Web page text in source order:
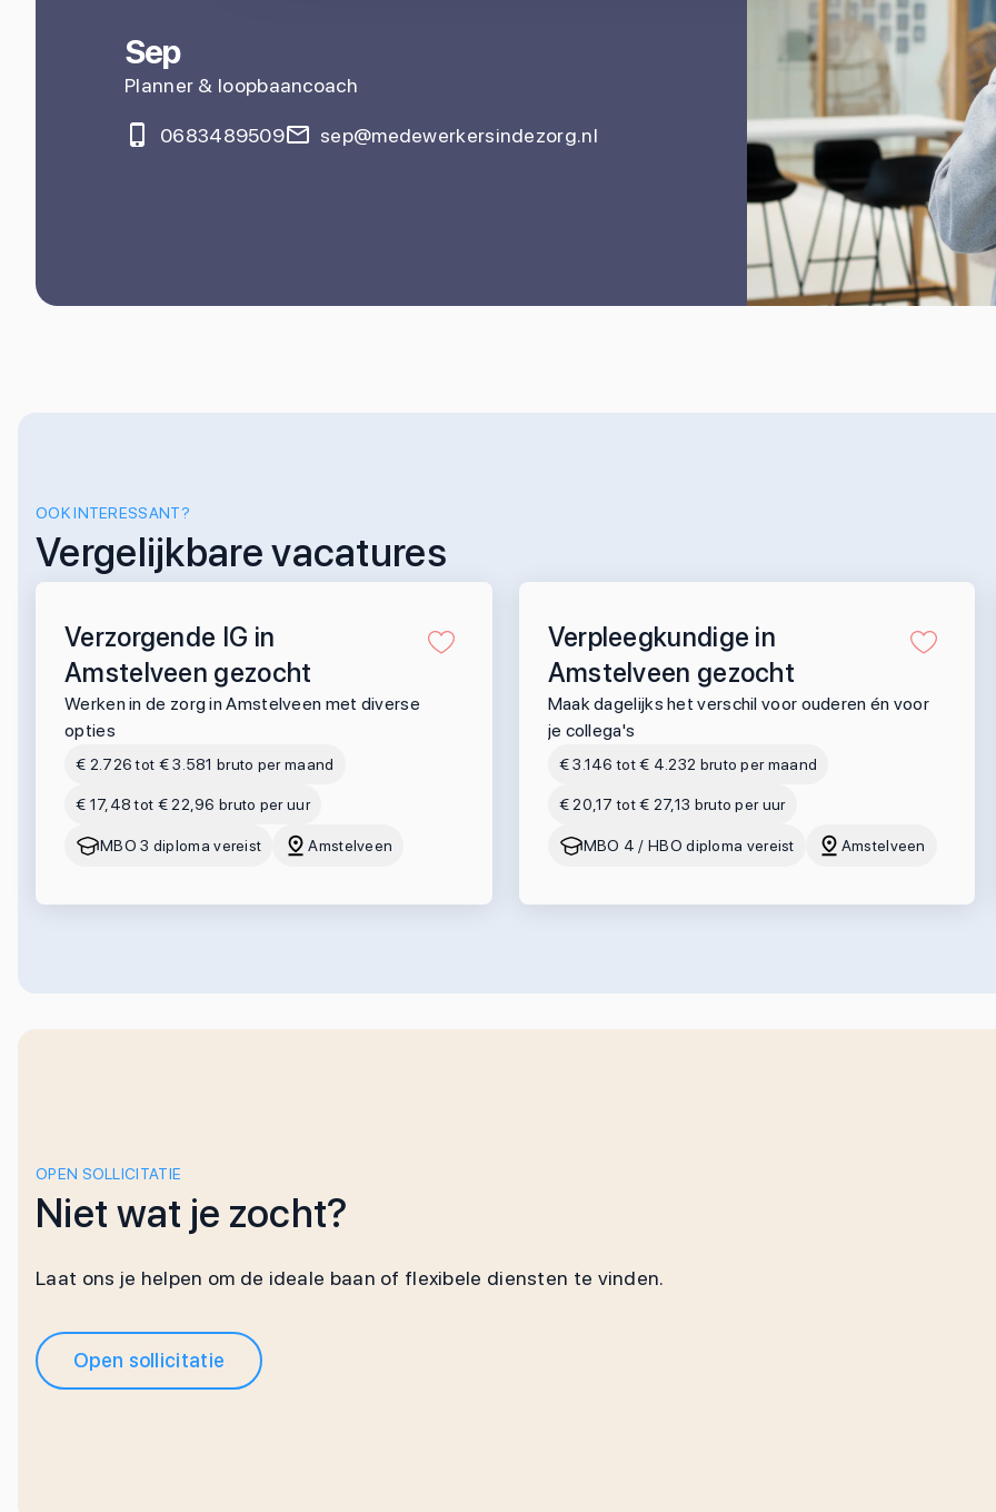
Sep
Planner & loopbaancoach
0683489509 sep@medewerkersindezorg.nl
OOK INTERESSANT?
Vergelijkbare vacatures
Verzorgende IG in
Amstelveen gezocht
Werken in de zorg in Amstelveen met diverse
opties
€ 2.726 tot € 3.581 bruto per maand
€ 17,48 tot € 22,96 bruto per uur
MBO 3 diploma vereist Amstelveen
Verpleegkundige in
Amstelveen gezocht
Maak dagelijks het verschil voor ouderen én voor
je collega's
€ 3.146 tot € 4.232 bruto per maand
€ 20,17 tot € 27,13 bruto per uur
MBO 4 / HBO diploma vereist Amstelveen
OPEN SOLLICITATIE
Niet wat je zocht?
Laat ons je helpen om de ideale baan of flexibele diensten te vinden.
Open sollicitatie